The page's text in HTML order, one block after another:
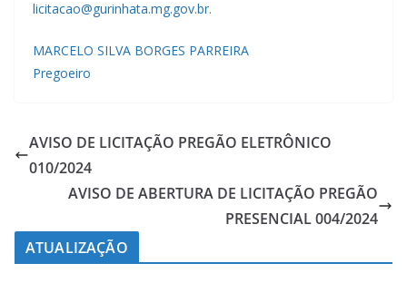
licitacao@gurinhata.mg.gov.br.
MARCELO SILVA BORGES PARREIRA
Pregoeiro
AVISO DE LICITAÇÃO PREGÃO ELETRÔNICO
010/2024
AVISO DE ABERTURA DE LICITAÇÃO PREGÃO
PRESENCIAL 004/2024
ATUALIZAÇÃO